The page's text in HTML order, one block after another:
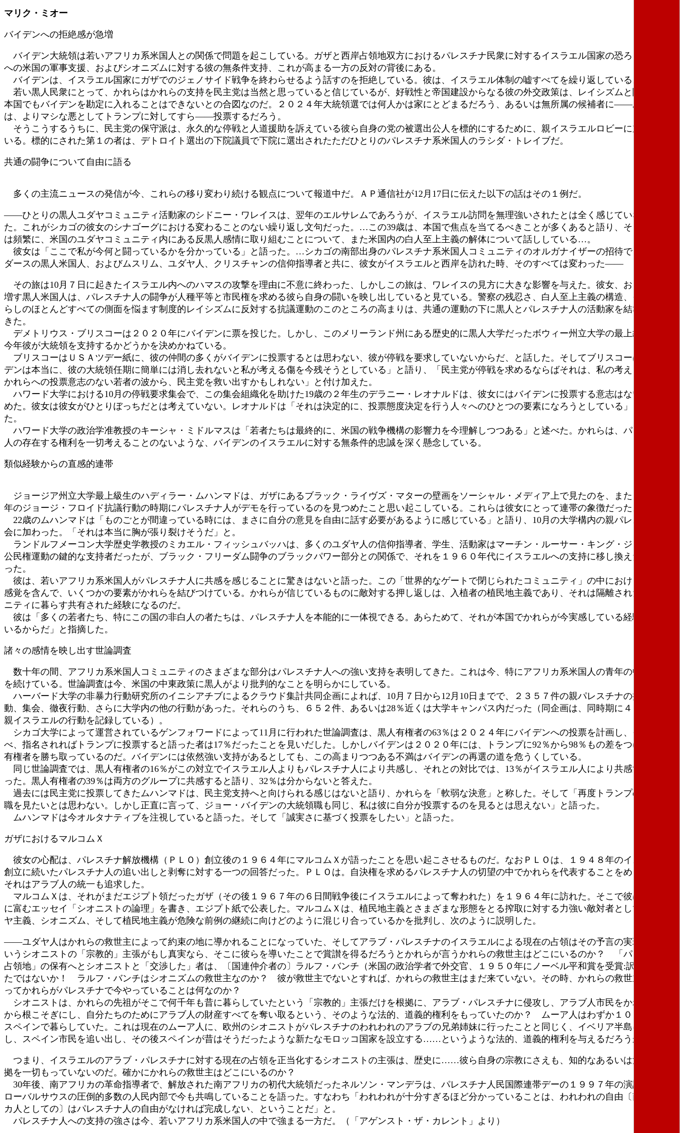
時
マリク・ミオー
バイデンへの拒絶感が急増
バイデン大統領は若いアフリカ系米国人との関係で問題を起こしている。ガザと西岸占領地双方におけるパレスチナ民衆に対するイスラエル国家の恐ろしい戦争
への米国の軍事支援、およびシオニズムに対する彼の無条件支持、これが高まる一方の反対の背後にある。
バイデンは、イスラエル国家にガザでのジェノサイド戦争を終わらせるよう話すのを拒絶している。彼は、イスラエル体制の嘘すべてを繰り返している。
若い黒人民衆にとって、かれらはかれらの支持を民主党は当然と思っていると信じているが、好戦性と帝国建設からなる彼の外交政策は、レイシズムと闘う上で
本国でもバイデンを勘定に入れることはできないとの合図なのだ。２０２４年大統領選では何人かは家にとどまるだろう、あるいは無所属の候補者に――あるい
は、よりマシな悪としてトランプに対してすら――投票するだろう。
そうこうするうちに、民主党の保守派は、永久的な停戦と人道援助を訴えている彼ら自身の党の被選出公人を標的にするために、親イスラエルロビーに加わって
いる。標的にされた第１の者は、デトロイト選出の下院議員で下院に選出されたただひとりのパレスチナ系米国人のラシダ・トレイブだ。
共通の闘争について自由に語る
多くの主流ニュースの発信が今、これらの移り変わり続ける観点について報道中だ。ＡＰ通信社が12月17日に伝えた以下の話はその１例だ。
――ひとりの黒人ユダヤコミュニティ活動家のシドニー・ワレイスは、翌年のエルサレムであろうが、イスラエル訪問を無理強いされたとは全く感じていなかっ
た。これがシカゴの彼女のシナゴーグにおける変わることのない繰り返し文句だった。…この39歳は、本国で焦点を当てるべきことが多くあると語り、そこで彼女
は頻繁に、米国のユダヤコミュニティ内にある反黒人感情に取り組むことについて、また米国内の白人至上主義の解体について話ししている…。
彼女は「ここで私が今何と闘っているかを分かっている」と語った。…シカゴの南部出身のパレスチナ系米国人コミュニティのオルガナイザーの招待で、他の２
ダースの黒人米国人、およびムスリム、ユダヤ人、クリスチャンの信仰指導者と共に、彼女がイスラエルと西岸を訪れた時、そのすべては変わった――
その旅は10月７日に起きたイスラエル内へのハマスの攻撃を理由に不意に終わった、しかしこの旅は、ワレイスの見方に大きな影響を与えた。彼女、および数を
増す黒人米国人は、パレスチナ人の闘争が人種平等と市民権を求める彼ら自身の闘いを映し出していると見ている。警察の残忍さ、白人至上主義の構造、そして暮
らしのほとんどすべての側面を悩ます制度的レイシズムに反対する抗議運動のこのところの高まりは、共通の運動の下に黒人とパレスチナ人の活動家を結びつけて
きた。
デメトリウス・ブリスコーは２０２０年にバイデンに票を投じた。しかし、このメリーランド州にある歴史的に黒人大学だったボウィー州立大学の最上級生は、
今年彼が大統領を支持するかどうかを決めかねている。
ブリスコーはＵＳＡツデー紙に、彼の仲間の多くがバイデンに投票するとは思わない、彼が停戦を要求していないからだ、と話した。そしてブリスコーは「バイ
デンは本当に、彼の大統領任期に簡単には消し去れないと私が考える傷を今残そうとしている」と語り、「民主党が停戦を求めるならばそれは、私の考えるような
かれらへの投票意志のない若者の波から、民主党を救い出すかもしれない」と付け加えた。
ハワード大学における10月の停戦要求集会で、この集会組織化を助けた19歳の２年生のデラニー・レオナルドは、彼女にはバイデンに投票する意志はない、と認
めた。彼女は彼女がひとりぼっちだとは考えていない。レオナルドは「それは決定的に、投票態度決定を行う人々へのひとつの要素になろうとしている」と語っ
た。
ハワード大学の政治学准教授のキーシャ・ミドルマスは「若者たちは最終的に、米国の戦争機構の影響力を今理解しつつある」と述べた。かれらは、パレスチナ
人の存在する権利を一切考えることのないような、バイデンのイスラエルに対する無条件的忠誠を深く懸念している。
類似経験からの直感的連帯
ジョージア州立大学最上級生のハディラー・ムハンマドは、ガザにあるブラック・ライヴズ・マターの壁画をソーシャル・メディア上で見たのを、また２０２０
年のジョージ・フロイド抗議行動の時期にパレスチナ人がデモを行っているのを見つめたこと思い起こしている。これらは彼女にとって連帯の象徴だった。
22歳のムハンマドは「ものごとが間違っている時には、まさに自分の意見を自由に話す必要があるように感じている」と語り、10月の大学構内の親パレスチナ集
会に加わった。「それは本当に胸が張り裂けそうだ」と。
ランドルフメーコン大学歴史学教授のミカエル・フィッシュバッハは、多くのユダヤ人の信仰指導者、学生、活動家はマーチン・ルーサー・キング・ジュニアと
公民権運動の鍵的な支持者だったが、ブラック・フリーダム闘争のブラックパワー部分との関係で、それを１９６０年代にイスラエルへの支持に移し換えた、と語
った。
彼は、若いアフリカ系米国人がパレスチナ人に共感を感じることに驚きはないと語った。この「世界的なゲートで閉じられたコミュニティ」の中における類似の
感覚を含んで、いくつかの要素がかれらを結びつけている。かれらが信じているものに敵対する押し返しは、入植者の植民地主義であり、それは隔離されたコミュ
ニティに暮らす共有された経験になるのだ。
彼は「多くの若者たち、特にこの国の非白人の者たちは、パレスチナ人を本能的に一体視できる。あらためて、それが本国でかれらが今実感している経験と似て
いるからだ」と指摘した。
諸々の感情を映し出す世論調査
数十年の間、アフリカ系米国人コミュニティのさまざまな部分はパレスチナ人への強い支持を表明してきた。これは今、特にアフリカ系米国人の青年の中で成長
を続けている。世論調査は今、米国の中東政策に黒人がより批判的なことを明らかにしている。
ハーバード大学の非暴力行動研究所のイニシアチブによるクラウド集計共同企画によれば、10月７日から12月10日までで、２３５７件の親パレスチナの抗議行
動、集会、徹夜行動、さらに大学内の他の行動があった。それらのうち、６５２件、あるいは28％近くは大学キャンパス内だった（同企画は、同時期に４５０件の
親イスラエルの行動を記録している）。
シカゴ大学によって運営されているゲンフォワードによって11月に行われた世論調査は、黒人有権者の63％は２０２４年にバイデンへの投票を計画し、それに比
べ、指名されればトランプに投票すると語った者は17％だったことを見いだした。しかしバイデンは２０２０年には、トランプに92％から98％もの差をつけて黒人
有権者を勝ち取っているのだ。バイデンには依然強い支持があるとしても、この高まりつつある不満はバイデンの再選の道を危うくしている。
同じ世論調査では、黒人有権者の16％がこの対立でイスラエル人よりもパレスチナ人により共感し、それとの対比では、13％がイスラエル人により共感すると語
った。黒人有権者の39％は両方のグループに共感すると語り、32％は分からないと答えた。
過去には民主党に投票してきたムハンマドは、民主党支持へと向けられる感じはないと語り、かれらを「軟弱な決意」と称した。そして「再度トランプの大統領
職を見たいとは思わない。しかし正直に言って、ジョー・バイデンの大統領職も同じ、私は彼に自分が投票するのを見るとは思えない」と語った。
ムハンマドは今オルタナティブを注視していると語った。そして「誠実さに基づく投票をしたい」と語った。
ガザにおけるマルコムＸ
彼女の心配は、パレスチナ解放機構（ＰＬＯ）創立後の１９６４年にマルコムＸが語ったことを思い起こさせるものだ。なおＰＬＯは、１９４８年のイスラエル
創立に続いたパレスチナ人の追い出しと剥奪に対する一つの回答だった。ＰＬＯは。自決権を求めるパレスチナ人の切望の中でかれらを代表することをめざした。
それはアラブ人の統一も追求した。
マルコムＸは、それがまだエジプト領だったガザ（その後１９６７年の６日間戦争後にイスラエルによって奪われた）を１９６４年に訪れた。そこで彼は説得力
に富むエッセイ「シオニストの論理」を書き、エジプト紙で公表した。マルコムＸは、植民地主義とさまざまな形態をとる搾取に対する力強い敵対者として、ユダ
ヤ主義、シオニズム、そして植民地主義が危険な前例の継続に向けどのように混じり合っているかを批判し、次のように説明した。
――ユダヤ人はかれらの救世主によって約束の地に導かれることになっていた、そしてアラブ・パレスチナのイスラエルによる現在の占領はその予言の実現だ、と
いうシオニストの「宗教的」主張がもし真実なら、そこに彼らを導いたことで賞讃を得るだろうとかれらが言うかれらの救世主はどこにいるのか？ 「パレスチナ
占領地」の保有へとシオニストと「交渉した」者は、〔国連仲介者の〕ラルフ・バンチ（米国の政治学者で外交官、１９５０年にノーベル平和賞を受賞:訳者）だっ
たではないか！ ラルフ・バンチはシオニズムの救世主なのか？ 彼が救世主でないとすれば、かれらの救世主はまだ来ていない。その時、かれらの救世主に先立
ってかれらがパレスチナで今やっていることは何なのか？
シオニストは、かれらの先祖がそこで何千年も昔に暮らしていたという「宗教的」主張だけを根拠に、アラブ・パレスチナに侵攻し、アラブ人市民をかれらの家
から根こそぎにし、自分たちのためにアラブ人の財産すべてを奪い取るという、そのような法的、道義的権利をもっていたのか？ ムーア人はわずか１０００年前
スペインで暮らしていた。これは現在のムーア人に、欧州のシオニストがパレスチナのわれわれのアラブの兄弟姉妹に行ったことと同じく、イベリア半島に侵攻
し、スペイン市民を追い出し、その後スペインが昔はそうだったような新たなモロッコ国家を設立する……というような法的、道義的権利を与えるだろうか？――
つまり、イスラエルのアラブ・パレスチナに対する現在の占領を正当化するシオニストの主張は、歴史に……彼ら自身の宗教にさえも、知的なあるいは法的な根
拠を一切もっていないのだ。確かにかれらの救世主はどこにいるのか？
30年後、南アフリカの革命指導者で、解放された南アフリカの初代大統領だったネルソン・マンデラは、パレスチナ人民国際連帯デーの１９９７年の演説で、グ
ローバルサウスの圧倒的多数の人民内部で今も共鳴していることを語った。すなわち「われわれが十分すぎるほど分かっていることは、われわれの自由〔南アフリ
カ人としての〕はパレスチナ人の自由がなければ完成しない、ということだ」と。
パレスチナ人への支持の強さは今、若いアフリカ系米国人の中で強まる一方だ。（「アゲンスト・ザ・カレント」より）